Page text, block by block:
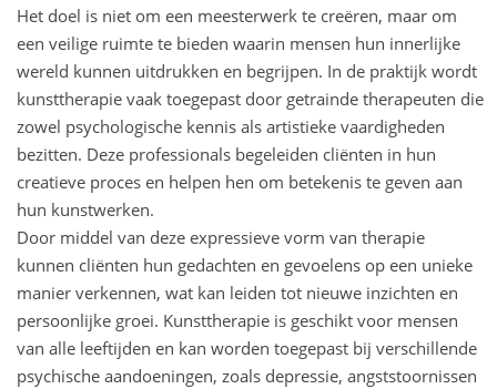
Het doel is niet om een meesterwerk te creëren, maar om
een veilige ruimte te bieden waarin mensen hun innerlijke
wereld kunnen uitdrukken en begrijpen. In de praktijk wordt
kunsttherapie vaak toegepast door getrainde therapeuten die
zowel psychologische kennis als artistieke vaardigheden
bezitten. Deze professionals begeleiden cliënten in hun
creatieve proces en helpen hen om betekenis te geven aan
hun kunstwerken.
Door middel van deze expressieve vorm van therapie
kunnen cliënten hun gedachten en gevoelens op een unieke
manier verkennen, wat kan leiden tot nieuwe inzichten en
persoonlijke groei. Kunsttherapie is geschikt voor mensen
van alle leeftijden en kan worden toegepast bij verschillende
psychische aandoeningen, zoals depressie, angststoornissen